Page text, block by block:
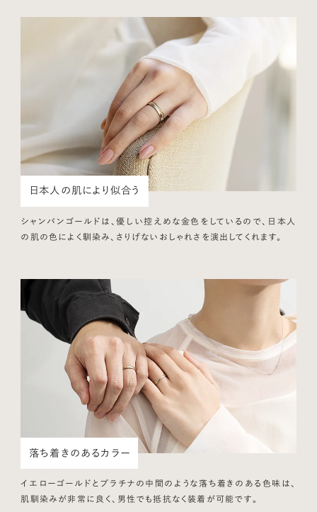
日本人の肌により似合う
シャンパンゴールドは、優しい控えめな金色をしているので、日本人
の肌の色によく馴染み、さりげないおしゃれさを演出してくれます。
落ち着きのあるカラー
イエローゴールドとプラチナの中間のような落ち着きのある色味は、
肌馴染みが非常に良く、男性でも抵抗なく装着が可能です。